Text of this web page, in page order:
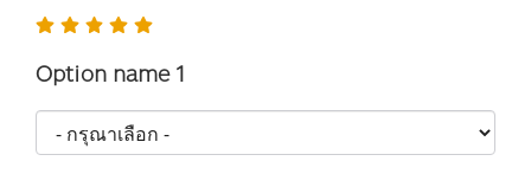
Option name 1